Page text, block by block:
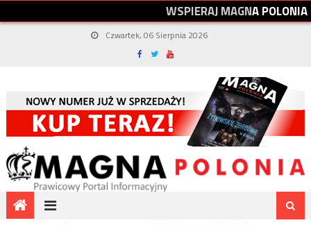
WSPIERAJMAGNAPOLONIA
Czwartek, 06 Sierpnia 2026